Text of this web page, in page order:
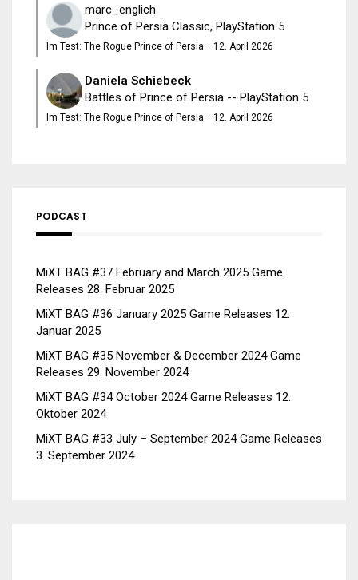
marc_englich
Prince of Persia Classic, PlayStation 5
Im Test: The Rogue Prince of Persia · 12. April 2026
Daniela Schiebeck
Battles of Prince of Persia -- PlayStation 5
Im Test: The Rogue Prince of Persia · 12. April 2026
PODCAST
MiXT BAG #37 February and March 2025 Game
Releases 28. Februar 2025
MiXT BAG #36 January 2025 Game Releases 12.
Januar 2025
MiXT BAG #35 November & December 2024 Game
Releases 29. November 2024
MiXT BAG #34 October 2024 Game Releases 12.
Oktober 2024
MiXT BAG #33 July – September 2024 Game Releases
3. September 2024